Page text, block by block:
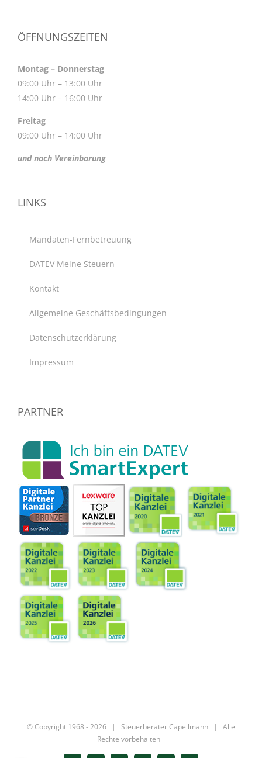
ÖFFNUNGSZEITEN
Montag – Donnerstag
09:00 Uhr – 13:00 Uhr
14:00 Uhr – 16:00 Uhr
Freitag
09:00 Uhr – 14:00 Uhr
und nach Vereinbarung
LINKS
Mandaten-Fernbetreuung
DATEV Meine Steuern
Kontakt
Allgemeine Geschäftsbedingungen
Datenschutzerklärung
Impressum
PARTNER
© Copyright 1968 -2026 | Steuerberater Capellmann | Alle
Rechte vorbehalten